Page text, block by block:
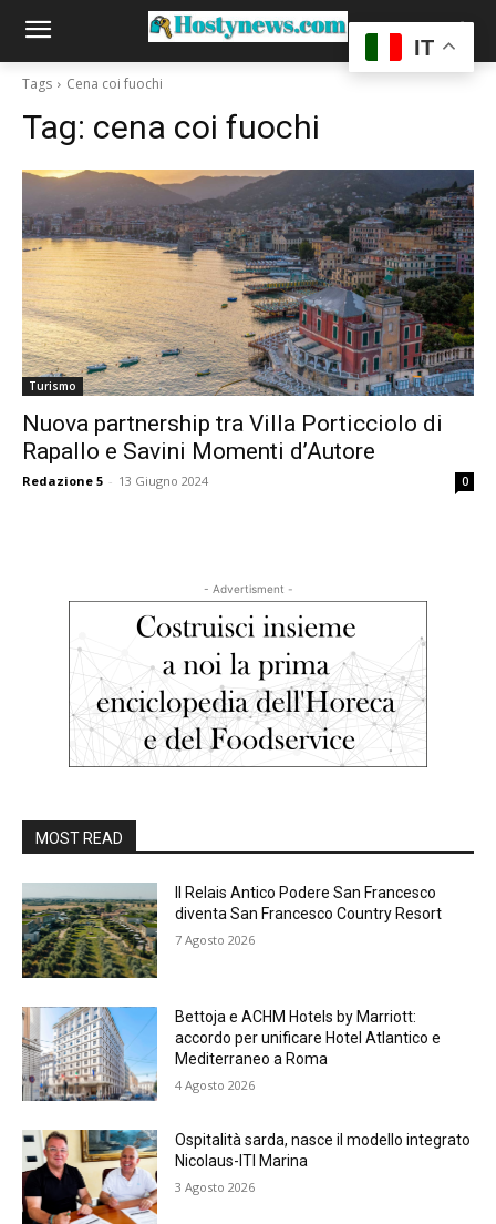
Tags Cena coi fuochi
Tag: cena coi fuochi
Turismo
Nuova partnership tra Villa Porticciolo di
Rapallo e Savini Momenti d’Autore
Redazione 5 - 13 Giugno 2024 0
- Advertisment -
MOST READ
Il Relais Antico Podere San Francesco
diventa San Francesco Country Resort
7 Agosto 2026
Bettoja e ACHM Hotels by Marriott:
accordo per unificare Hotel Atlantico e
Mediterraneo a Roma
4 Agosto 2026
Ospitalità sarda, nasce il modello integrato
Nicolaus-ITI Marina
3 Agosto 2026
IT